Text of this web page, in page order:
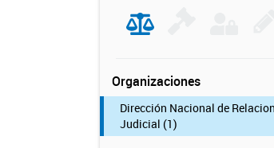
Organizaciones
Dirección Nacional de
Judicial (1)